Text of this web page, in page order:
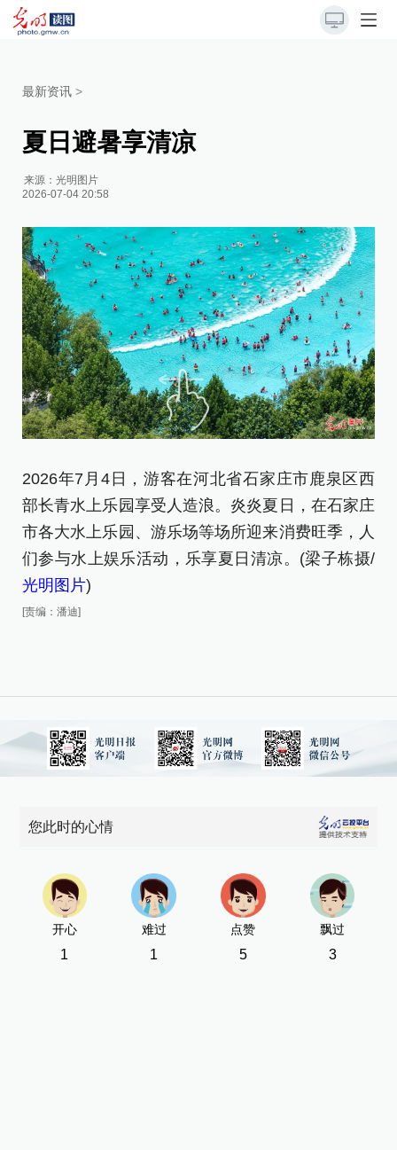
最新资讯 >
夏日避暑享清凉
来源：光明图片
2026-07-04 20:58
2026年7月4日，游客在河北省石家庄市鹿泉区西
部长青水上乐园享受人造浪。炎炎夏日，在石家庄
市各大水上乐园、游乐场等场所迎来消费旺季，人
们参与水上娱乐活动，乐享夏日清凉。(梁子栋摄/
光明图片)
[责编：潘迪]
您此时的心情
开心
1
难过
1
点赞
5
飘过
3